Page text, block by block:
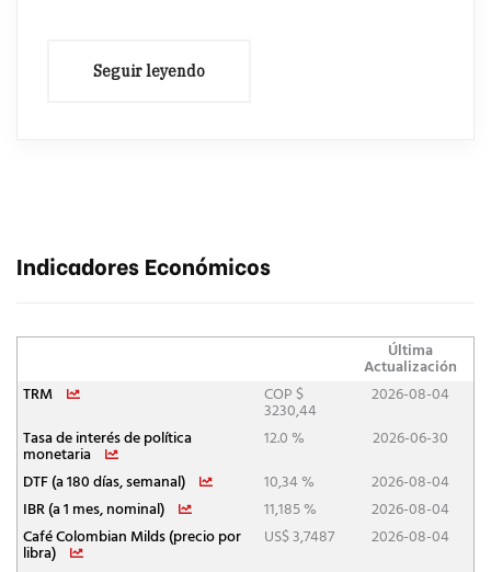
Indicadores Económicos